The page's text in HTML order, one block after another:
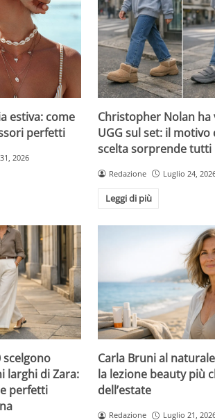
estiva: come
perfetti
2026
Christopher Nolan ha
UGG sul set: il
scelta sorprende tutti
Redazione Luglio 24,
Leggi di più
scelgono
larghi di Zara:
perfetti
Carla Bruni al
la lezione beauty più
dell’estate
Redazione Luglio 21,